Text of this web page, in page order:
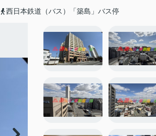
西日本鉄道（バス）「築島」バス停